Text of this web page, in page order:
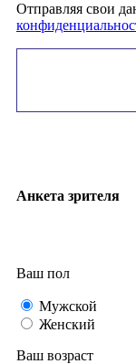
Отправляя свои
Анкета зрителя
Ваш пол
Мужской
Женский
Ваш возраст